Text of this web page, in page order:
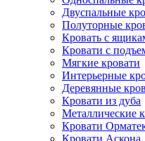
Двуспальные
Полуторные
Кровать с
Кровати с
Мягкие кровати
Интерьерные
Деревянные
Кровати из дуба
Металлические
Кровати
Кровати Аскона